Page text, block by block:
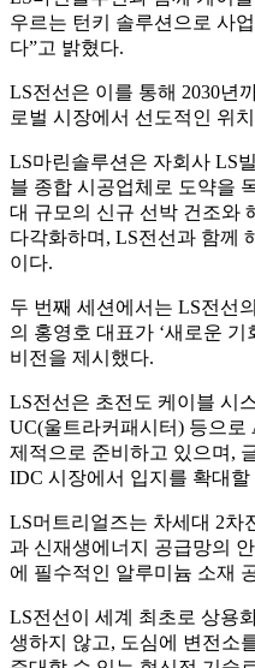
우르는 턴키 솔루션으로 사
다”고 밝혔다.
LS전선은 이를 통해 2030년
로벌 시장에서 선도적인 위
LS마린솔루션은 자회사 LS
블 종합 시공업체로 도약을
대 규모의 신규 선박 건조와
다각화하며, LS전선과 함께
이다.
두 번째 세션에서는 LS전선
의 홍영호 대표가 ‘새로운
비전을 제시했다.
LS전선은 초전도 케이블 시
UC(울트라커패시터) 등으
제적으로 준비하고 있으며,
IDC 시장에서 입지를 확대할
LS머트리얼즈는 차세대 2차
과 신재생에너지 공급망의
에 필수적인 알루미늄 소재
LS전선이 세계 최초로 상용
생하지 않고, 도심에 변전소